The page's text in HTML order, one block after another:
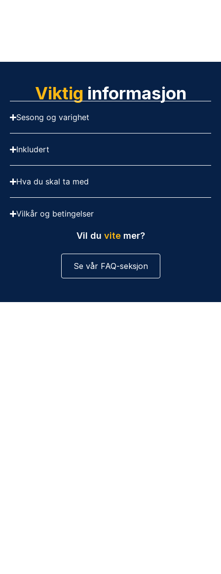
Viktig informasjon
Sesong og varighet
Inkludert
Hva du skal ta med
Vilkår og betingelser
Vil du vitemer?
Se vår FAQ-seksjon